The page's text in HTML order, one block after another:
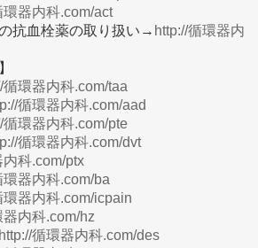
環器内科.com/act
抗血栓薬の取り扱い→ http://循環器内
循環器内科.com/taa
循環器内科.com/aad
循環器内科.com/pte
循環器内科.com/dvt
内科.com/ptx
環器内科.com/ba
環器内科.com/icpain
器内科.com/hz
http://循環器内科.com/des